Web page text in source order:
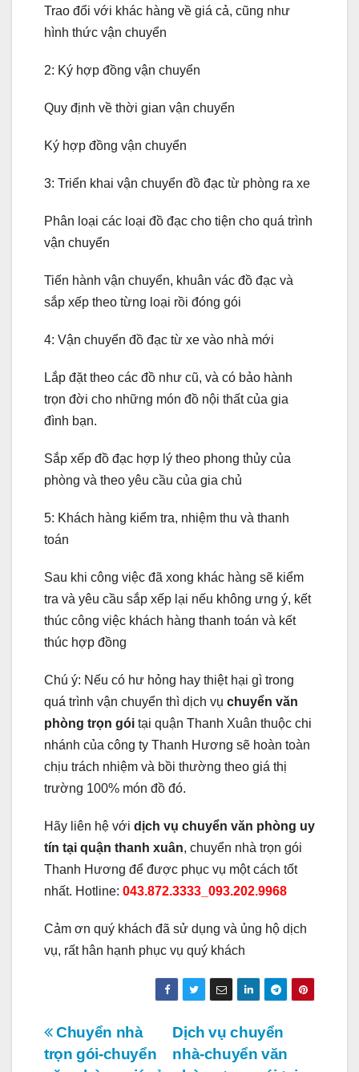
Trao đổi với khác hàng về giá cả, cũng như
hình thức vận chuyển
2: Ký hợp đồng vận chuyển
Quy định về thời gian vận chuyển
Ký hợp đồng vận chuyển
3: Triển khai vận chuyển đồ đạc từ phòng ra xe
Phân loại các loại đồ đạc cho tiện cho quá trình
vận chuyển
Tiến hành vận chuyển, khuân vác đồ đạc và
sắp xếp theo từng loại rồi đóng gói
4: Vận chuyển đồ đạc từ xe vào nhà mới
Lắp đặt theo các đồ như cũ, và có bảo hành
trọn đời cho những món đồ nội thất của gia
đình bạn.
Sắp xếp đồ đạc hợp lý theo phong thủy của
phòng và theo yêu cầu của gia chủ
5: Khách hàng kiểm tra, nhiệm thu và thanh
toán
Sau khi công việc đã xong khác hàng sẽ kiểm
tra và yêu cầu sắp xếp lại nếu không ưng ý, kết
thúc công việc khách hàng thanh toán và kết
thúc hợp đồng
Chú ý: Nếu có hư hỏng hay thiệt hại gì trong
quá trình vận chuyển thì dịch vụ chuyển văn
phòng trọn gói tại quận Thanh Xuân thuộc chi
nhánh của công ty Thanh Hương sẽ hoàn toàn
chịu trách nhiệm và bồi thường theo giá thị
trường 100% món đồ đó.
Hãy liên hệ với dịch vụ chuyển văn phòng uy
tín tại quận thanh xuân, chuyển nhà trọn gói
Thanh Hương để được phục vụ một cách tốt
nhất. Hotline: 043.872.3333_093.202.9968
Cảm ơn quý khách đã sử dụng và ủng hộ dịch
vụ, rất hân hạnh phục vụ quý khách
Điều
Dịch vụ chuyển
nhà-chuyển văn
Chuyển nhà
trọn gói-chuyển